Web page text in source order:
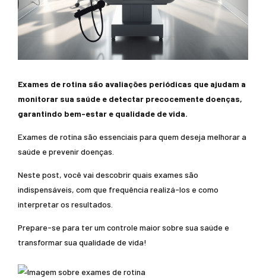
Exames de rotina são avaliações periódicas que ajudam a
monitorar sua saúde e detectar precocemente doenças,
garantindo bem-estar e qualidade de vida.
Exames de rotina são essenciais para quem deseja melhorar a
saúde e prevenir doenças.
Neste post, você vai descobrir quais exames são
indispensáveis, com que frequência realizá-los e como
interpretar os resultados.
Prepare-se para ter um controle maior sobre sua saúde e
transformar sua qualidade de vida!